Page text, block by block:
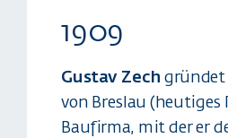
1909
Gustav Zech gründet
von Breslau (heutiges
Bau­firma, mit der er